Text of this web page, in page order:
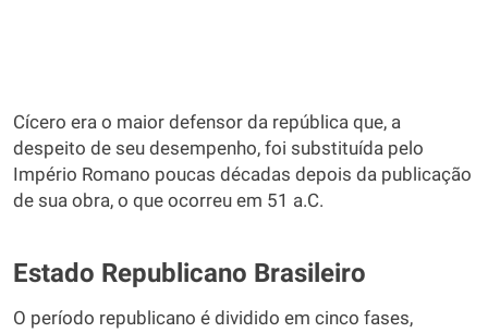
Cícero era o maior defensor da república que, a
despeito de seu desempenho, foi substituída pelo
Império Romano poucas décadas depois da publicação
de sua obra, o que ocorreu em 51 a.C.
Estado Republicano Brasileiro
O período republicano é dividido em cinco fases,